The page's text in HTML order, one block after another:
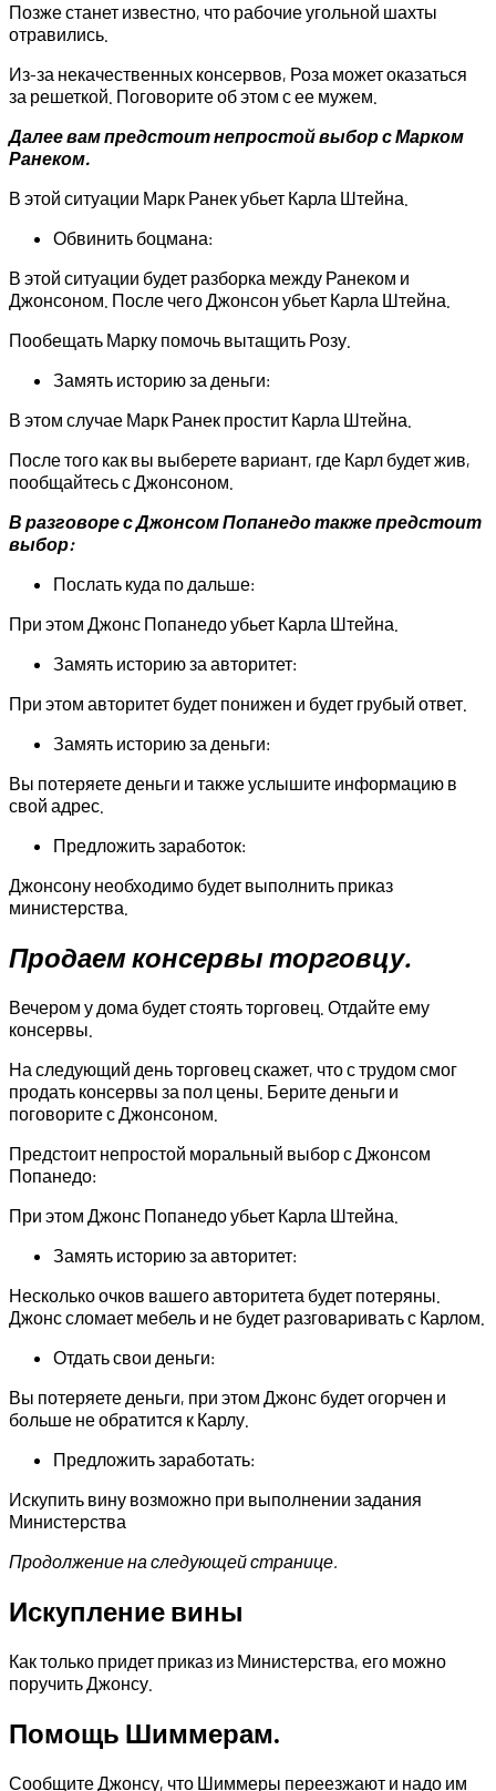
Позже станет известно, что рабочие угольной шахты
отравились.
Из-за некачественных консервов, Роза может оказаться
за решеткой. Поговорите об этом с ее мужем.
Далее вам предстоит непростой выбор с Марком
Ранеком.
В этой ситуации Марк Ранек убьет Карла Штейна.
Обвинить боцмана:
В этой ситуации будет разборка между Ранеком и
Джонсоном. После чего Джонсон убьет Карла Штейна.
Пообещать Марку помочь вытащить Розу.
Замять историю за деньги:
В этом случае Марк Ранек простит Карла Штейна.
После того как вы выберете вариант, где Карл будет жив,
пообщайтесь с Джонсоном.
В разговоре с Джонсом Попанедо также предстоит
выбор:
Послать куда по дальше:
При этом Джонс Попанедо убьет Карла Штейна.
Замять историю за авторитет:
При этом авторитет будет понижен и будет грубый ответ.
Замять историю за деньги:
Вы потеряете деньги и также услышите информацию в
свой адрес.
Предложить заработок:
Джонсону необходимо будет выполнить приказ
министерства.
Продаем консервы торговцу.
Вечером у дома будет стоять торговец. Отдайте ему
консервы.
На следующий день торговец скажет, что с трудом смог
продать консервы за пол цены. Берите деньги и
поговорите с Джонсоном.
Предстоит непростой моральный выбор с Джонсом
Попанедо:
При этом Джонс Попанедо убьет Карла Штейна.
Замять историю за авторитет:
Несколько очков вашего авторитета будет потеряны.
Джонс сломает мебель и не будет разговаривать с Карлом.
Отдать свои деньги:
Вы потеряете деньги, при этом Джонс будет огорчен и
больше не обратится к Карлу.
Предложить заработать:
Искупить вину возможно при выполнении задания
Министерства
Продолжение на следующей странице.
Искупление вины
Как только придет приказ из Министерства, его можно
поручить Джонсу.
Помощь Шиммерам.
Сообщите Джонсу, что Шиммеры переезжают и надо им